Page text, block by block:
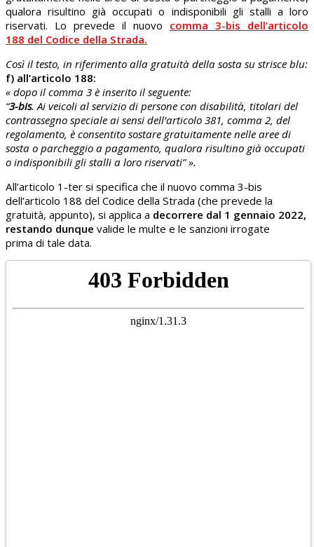
qualora risultino già occupati o indisponibili gli stalli a loro
riservati. Lo prevede il nuovo comma 3-bis dell’articolo
188 del Codice della Strada.
Così il testo, in riferimento alla gratuità della sosta su strisce blu:
f) all’articolo 188:
« dopo il comma 3 è inserito il seguente:
“3-bis. Ai veicoli al servizio di persone con disabilità, titolari del
contrassegno speciale ai sensi dell’articolo 381, comma 2, del
regolamento, è consentito sostare gratuitamente nelle aree di
sosta o parcheggio a pagamento, qualora risultino già occupati
o indisponibili gli stalli a loro riservati” ».
All’articolo 1-ter si specifica che il nuovo comma 3-bis
dell’articolo 188 del Codice della Strada (che prevede la
gratuità, appunto), si applica a decorrere dal 1 gennaio 2022,
restando dunque valide le multe e le sanzioni irrogate
prima di tale data.